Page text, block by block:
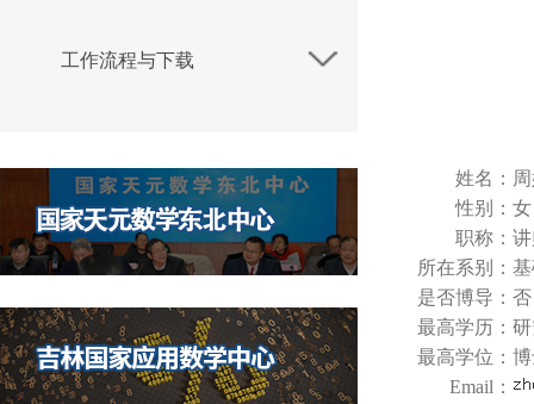
工作流程与下载
姓名：
性别： 女
职称：
所在系别：
是否博导： 否
最高学历：
最高学位：
Email：